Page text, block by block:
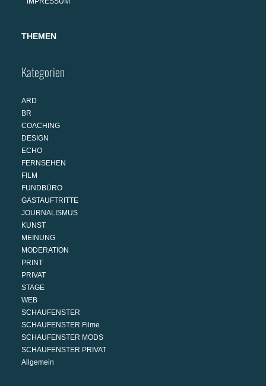
THEMEN
Kategorien
ARD
BR
COACHING
DESIGN
ECHO
FERNSEHEN
FILM
FUNDBÜRO
GASTAUFTRITTE
JOURNALISMUS
KUNST
MEINUNG
MODERATION
PRINT
PRIVAT
STAGE
WEB
SCHAUFENSTER
SCHAUFENSTER Filme
SCHAUFENSTER MODS
SCHAUFENSTER PRIVAT
Allgemein